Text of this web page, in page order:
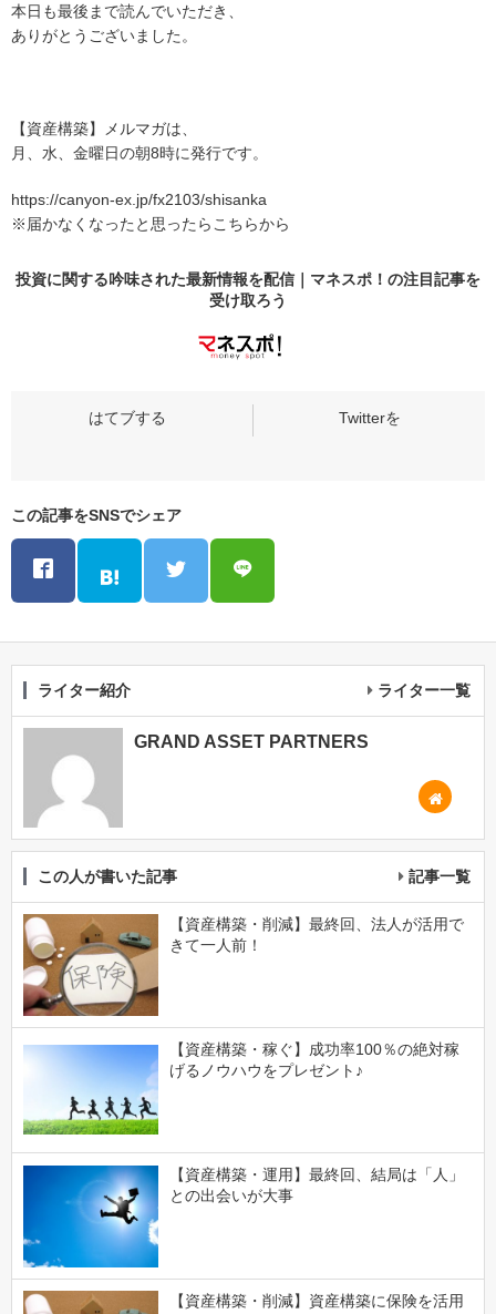
本日も最後まで読んでいただき、
ありがとうございました。
【資産構築】メルマガは、
月、水、金曜日の朝8時に発行です。
https://canyon-ex.jp/fx2103/shisanka
※届かなくなったと思ったらこちらから
投資に関する吟味された最新情報を配信｜マネスポ！の注目記事を
受け取ろう
この記事をSNSでシェア
ライター紹介 ライター一覧
GRAND ASSET PARTNERS
この人が書いた記事 記事一覧
【資産構築・削減】最終回、法人が活用で
きて一人前！
【資産構築・稼ぐ】成功率100％の絶対稼
げるノウハウをプレゼント♪
【資産構築・運用】最終回、結局は「人」
との出会いが大事
【資産構築・削減】資産構築に保険を活用